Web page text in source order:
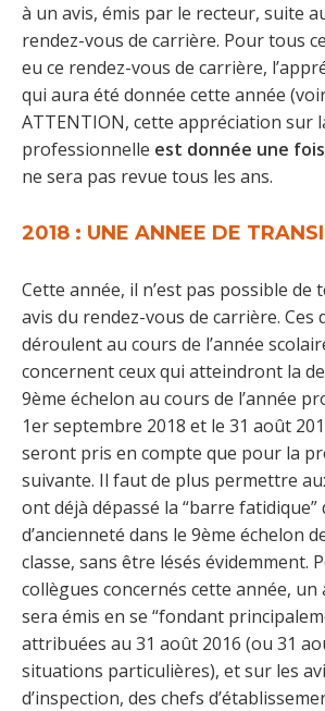
à un avis, émis par le recteur, suite
rendez-vous de carrière. Pour tous
eu ce rendez-vous de carrière,
qui aura été donnée cette année
ATTENTION, cette appréciation sur
professionnelle est donnée une
ne sera pas revue tous les ans.
2018 : UNE ANNEE DE
Cette année, il n’est pas possible de
avis du rendez-vous de carrière. Ces
déroulent au cours de l’année
concernent ceux qui atteindront la
9ème échelon au cours de l’année
1er septembre 2018 et le 31 août
seront pris en compte que pour la
suivante. Il faut de plus permettre
ont déjà dépassé la “barre fatidique”
d’ancienneté dans le 9ème échelon
classe, sans être lésés évidemment.
collègues concernés cette année, un
sera émis en se “fondant
attribuées au 31 août 2016 (ou 31
situations particulières), et sur les
d’inspection, des chefs